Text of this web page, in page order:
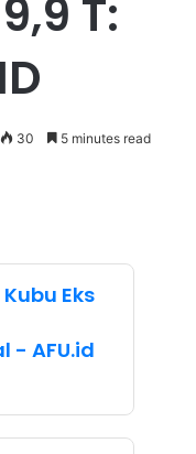
T:
30 5 minutes read
Eks
- AFU.id